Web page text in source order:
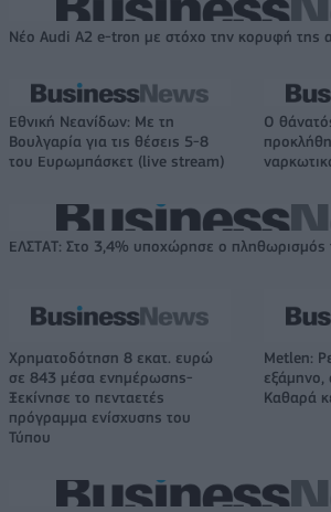
Νέο Audi A2 e-tron με στόχο την κορυφή της
Εθνική Νεανίδων: Με τη
Βουλγαρία για τις θέσεις 5-8
του Ευρωμπάσκετ (live stream)
O
ΕΛΣΤΑΤ: Στο 3,4% υποχώρησε ο πληθωρισμός
Χρηματοδότηση 8 εκατ. ευρώ
σε 843 μέσα ενημέρωσης-
Ξεκίνησε το πενταετές
πρόγραμμα ενίσχυσης του
Τύπου
Metlen:
Καθαρά